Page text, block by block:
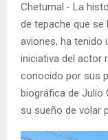
Chetumal.- La
de tepache que
aviones, ha tenido
iniciativa del actor
conocido por sus
biográfica de Julio
su sueño de volar